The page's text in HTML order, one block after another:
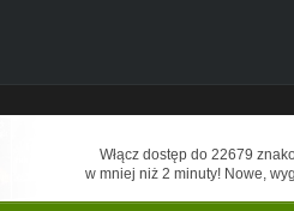
Włącz dostęp do 22679
w mniej niż 2 minuty! Nowe,